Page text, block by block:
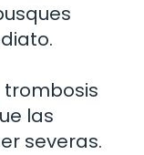
trombosis
las
severas.